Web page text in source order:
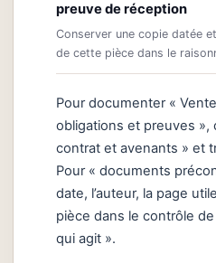
preuve de réception
Conserver une copie datée
de cette pièce dans le
Pour documenter «
obligations et preuves »,
contrat et avenants » et
Pour « documents
date, l’auteur, la page
pièce dans le contrôle
qui agit ».